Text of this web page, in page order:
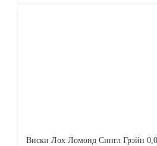
Виски Лох Ломонд Сингл Грэйн